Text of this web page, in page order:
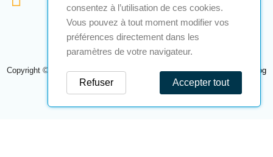
Copyright © 2026 A2S Atex. Tous droits réservés. Une réalisationNavilog
consentez à l’utilisation de ces cookies.
Vous pouvez à tout moment modifier vos
préférences directement dans les
paramètres de votre navigateur.
Accepter tout
Refuser